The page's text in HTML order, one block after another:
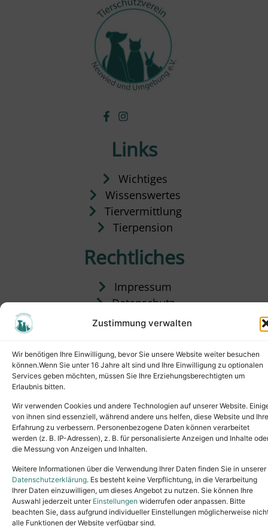
Zustimmung verwalten
Wir benötigen Ihre Einwilligung, bevor Sie unsere Website weiter besuchen
können.Wenn Sie unter 16 Jahre alt sind und Ihre Einwilligung zu optionalen
Services geben möchten, müssen Sie Ihre Erziehungsberechtigten um
Erlaubnis bitten.
Wir verwenden Cookies und andere Technologien auf unserer Website.
von ihnen sind essenziell, während andere uns helfen, diese Website und Ihre
Erfahrung zu verbessern. Personenbezogene Daten können verarbeitet
werden (z. B. IP-Adressen), z. B. für personalisierte Anzeigen und Inhalte
die Messung von Anzeigen und Inhalten.
Weitere Informationen über die Verwendung Ihrer Daten finden Sie in unserer
Datenschutzerklärung. Es besteht keine Verpflichtung, in die Verarbeitung
Ihrer Daten einzuwilligen, um dieses Angebot zu nutzen. Sie können Ihre
Auswahl jederzeit unter Einstellungen widerrufen oder anpassen. Bitte
beachten Sie, dass aufgrund individueller Einstellungen möglicherweise
alle Funktionen der Website verfügbar sind.
Links
Wichtiges
Wissenswertes
Tiervermittlung
Tierpension
Rechtliches
Impressum
Datenschutz
Satzung
Copyright © 2024. All rights reserved.
Tel.: (02631) 55356buero@tierheim-neuwied.de
Ludwigshof 1, 56567 Neuwied